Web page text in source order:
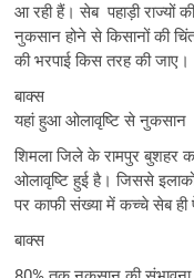
आ रही हैं। सेब पहाड़ी
नुकसान होने से किसानों की
की भरपाई किस तरह की जाए।
बाक्स
यहां हुआ ओलावृष्टि से नुकसान
शिमला जिले के रामपुर बुशहर का
ओलावृष्टि हुई है। जिससे
पर काफी संख्या में कच्चे सेब
बाक्स